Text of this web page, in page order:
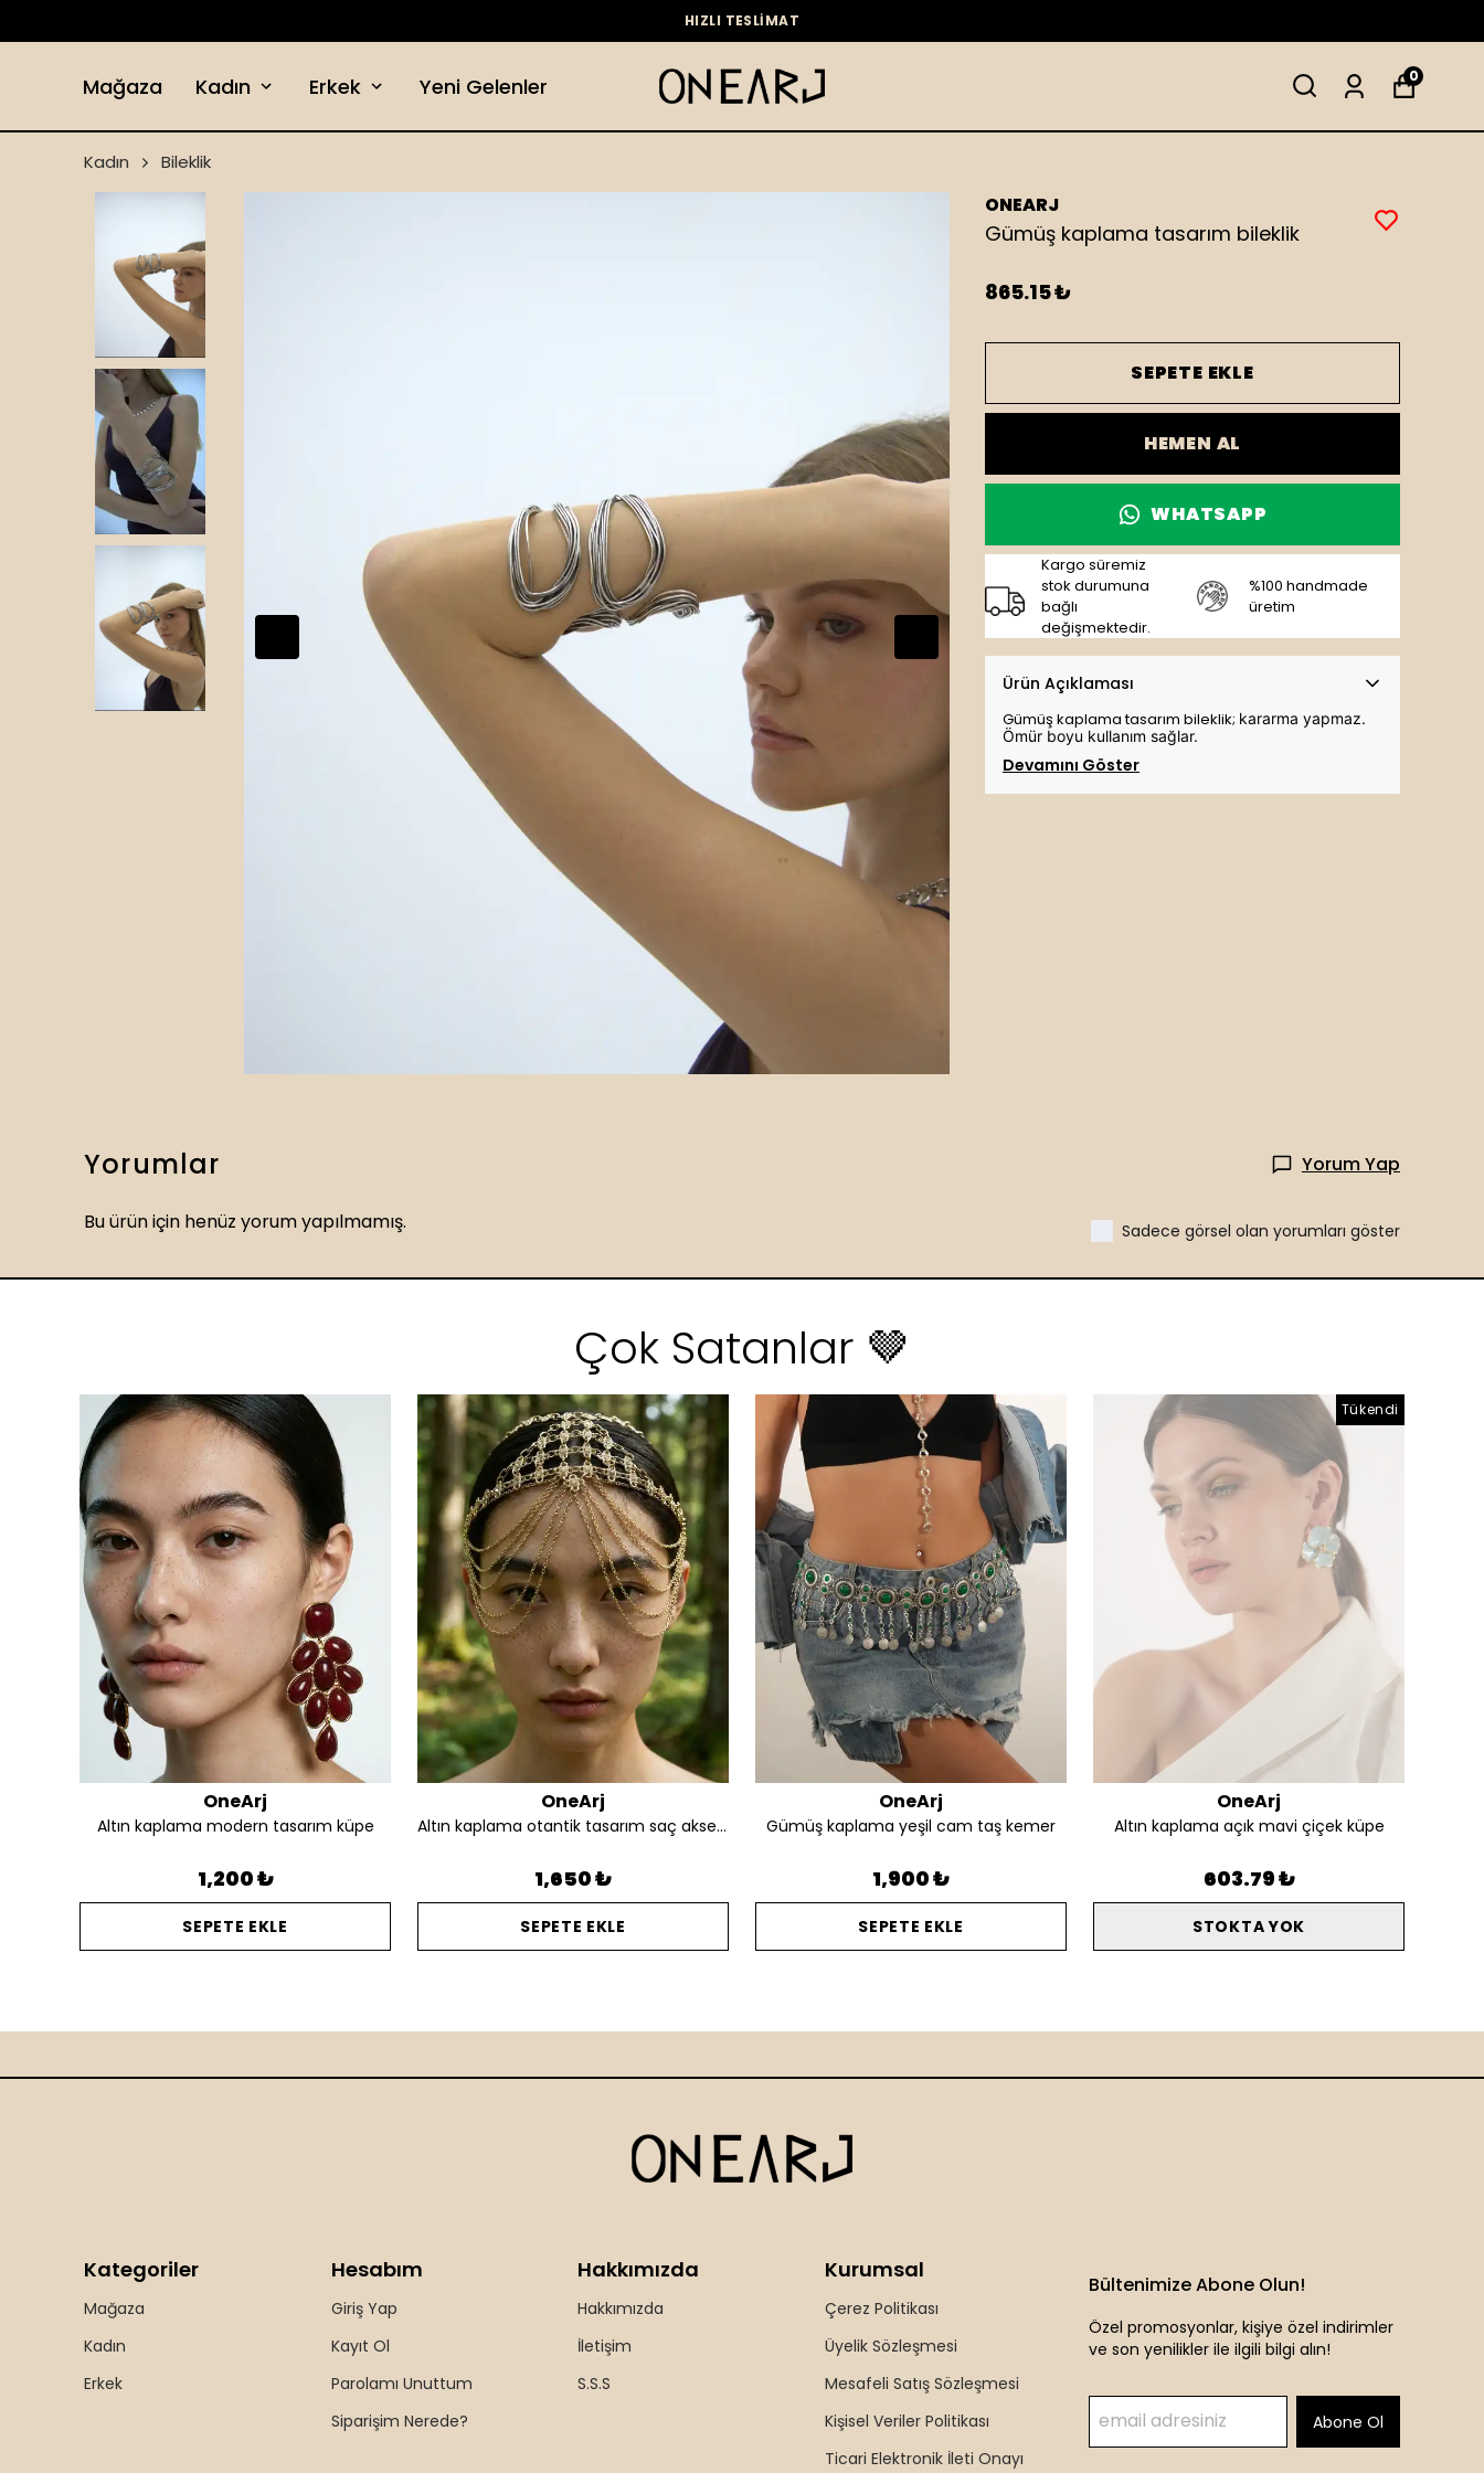
HIZLI TESLİMAT
Mağaza Kadın Erkek Yeni Gelenler 0
Kadın Bileklik
ONEARJ
Gümüş kaplama tasarım bileklik
865.15 ₺
SEPETE EKLE
HEMEN AL
WHATSAPP
Kargo süremiz
stok durumuna
bağlı
değişmektedir.
%100 handmade
üretim
Ürün Açıklaması
Gümüş kaplama tasarım bileklik; kararma yapmaz.
Ömür boyu kullanım sağlar.
Devamını Göster
Yorumlar Yorum Yap
Bu ürün için henüz yorum yapılmamış. Sadece görsel olan yorumları göster
Çok Satanlar 🤎
OneArj
Altın kaplama modern tasarım küpe
1,200 ₺
SEPETE EKLE
OneArj
Altın kaplama otantik tasarım saç aksesuarı
1,650 ₺
SEPETE EKLE
OneArj
Gümüş kaplama yeşil cam taş kemer
1,900 ₺
SEPETE EKLE
Tükendi
OneArj
Altın kaplama açık mavi çiçek küpe
603.79 ₺
STOKTA YOK
Kategoriler
Mağaza
Kadın
Erkek
Hesabım
Giriş Yap
Kayıt Ol
Parolamı Unuttum
Siparişim Nerede?
Hakkımızda
Hakkımızda
İletişim
S.S.S
Kurumsal
Çerez Politikası
Üyelik Sözleşmesi
Mesafeli Satış Sözleşmesi
Kişisel Veriler Politikası
Ticari Elektronik İleti Onayı
Bültenimize Abone Olun!
Özel promosyonlar, kişiye özel indirimler
ve son yenilikler ile ilgili bilgi alın!
Abone Ol